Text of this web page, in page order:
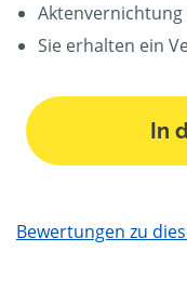
Aktenvernichtung
Sie erhalten ein
In
Bewertungen zu